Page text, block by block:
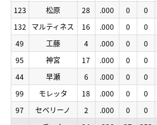
123
松原 28 .000 0 0
132 マルティネス 16 .000 0 0
49
工藤 4 .000 0 0
95
神宮 17 .000 0 0
44
早瀬 6 .000 0 0
99
モレッタ 18 .000 0 0
97
セベリーノ 2 .000 0 0
123
松原 28 .000 0 0
132 マルティネス 16 .000 0 0
49
工藤 4 .000 0 0
95
神宮 17 .000 0 0
44
早瀬 6 .000 0 0
99
モレッタ 18 .000 0 0
97
セベリーノ 2 .000 0 0
123
松原 28 .000 0 0
132
マルティネス 16 .000 0 0
49
工藤 4 .000 0 0
95
神宮 17 .000 0 0
44
早瀬 6 .000 0 0
99
モレッタ 18 .000 0 0
97
セベリーノ 2 .000 0 0
123
松原 28 .000 0 0
132
マルティネス 16 .000 0 0
49
工藤 4 .000 0 0
95
神宮 17 .000 0 0
44
早瀬 6 .000 0 0
99
モレッタ 18 .000 0 0
97
セベリーノ 2 .000 0 0